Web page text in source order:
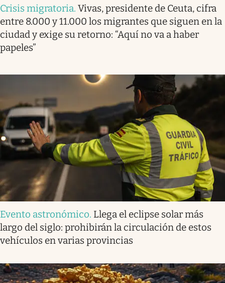
Crisis migratoria. Vivas, presidente de Ceuta, cifra
entre 8.000 y 11.000 los migrantes que siguen en la
ciudad y exige su retorno: “Aquí no va a haber
papeles”
Evento astronómico. Llega el eclipse solar más
largo del siglo: prohibirán la circulación de estos
vehículos en varias provincias